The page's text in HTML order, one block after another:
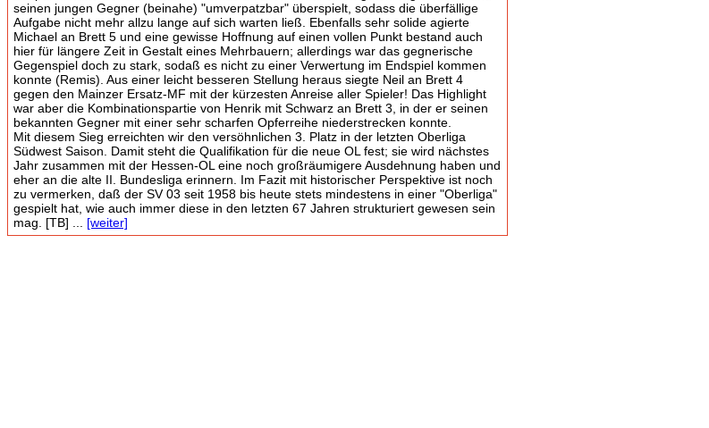
seinen jungen Gegner (beinahe) "umverpatzbar" überspielt, sodass die überfällige
Aufgabe nicht mehr allzu lange auf sich warten ließ. Ebenfalls sehr solide agierte
Michael an Brett 5 und eine gewisse Hoffnung auf einen vollen Punkt bestand auch
hier für längere Zeit in Gestalt eines Mehrbauern; allerdings war das gegnerische
Gegenspiel doch zu stark, sodaß es nicht zu einer Verwertung im Endspiel kommen
konnte (Remis). Aus einer leicht besseren Stellung heraus siegte Neil an Brett 4
gegen den Mainzer Ersatz-MF mit der kürzesten Anreise aller Spieler! Das Highlight
war aber die Kombinationspartie von Henrik mit Schwarz an Brett 3, in der er seinen
bekannten Gegner mit einer sehr scharfen Opferreihe niederstrecken konnte.
Mit diesem Sieg erreichten wir den versöhnlichen 3. Platz in der letzten Oberliga
Südwest Saison. Damit steht die Qualifikation für die neue OL fest; sie wird nächstes
Jahr zusammen mit der Hessen-OL eine noch großräumigere Ausdehnung haben und
eher an die alte II. Bundesliga erinnern. Im Fazit mit historischer Perspektive ist noch
zu vermerken, daß der SV 03 seit 1958 bis heute stets mindestens in einer "Oberliga"
gespielt hat, wie auch immer diese in den letzten 67 Jahren strukturiert gewesen sein
mag. [TB] ... [weiter]